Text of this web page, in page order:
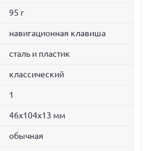
95 г
навигационная клавиша
сталь и пластик
классический
1
46x104x13 мм
обычная